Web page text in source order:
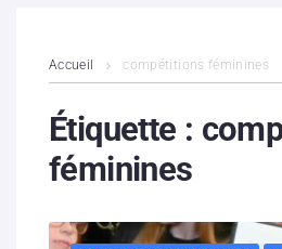
Contenus litigieux
Nous soutenir
Accueil compétitions féminines
Étiquette :
féminines